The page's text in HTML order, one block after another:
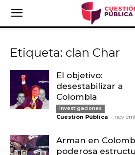
Etiqueta: clan Char
El objetivo:
desestabilizar a
Colombia
Investigaciones
Cuestión Pública -
Arman en
poderosa